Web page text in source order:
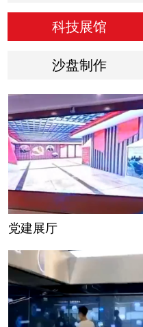
科技展馆
沙盘制作
党建展厅